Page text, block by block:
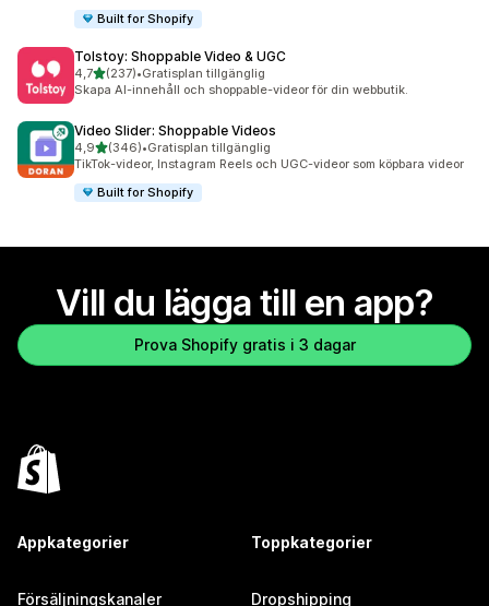
Built for Shopify
Tolstoy: Shoppable Video & UGC
4,7av 5 stjärnor
(237)
237 recensioner totalt
•Gratisplan tillgänglig
Skapa AI-innehåll och shoppable-videor för din webbutik.
Video Slider: Shoppable Videos
4,9av 5 stjärnor
(346)
346 recensioner totalt
•Gratisplan tillgänglig
TikTok-videor, Instagram Reels och UGC-videor som köpbara videor
Built for Shopify
Vill du lägga till en app?
Prova Shopify gratis i 3 dagar
Appkategorier
Försäljningskanaler
Toppkategorier
Dropshipping